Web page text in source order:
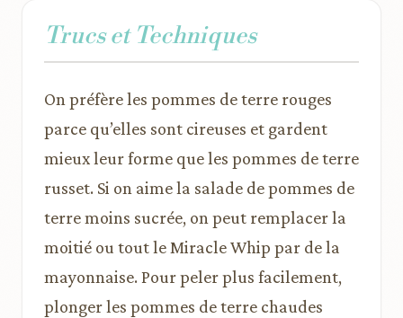
Trucs et Techniques
On préfère les pommes de terre rouges
parce qu’elles sont cireuses et gardent
mieux leur forme que les pommes de terre
russet. Si on aime la salade de pommes de
terre moins sucrée, on peut remplacer la
moitié ou tout le Miracle Whip par de la
mayonnaise. Pour peler plus facilement,
plonger les pommes de terre chaudes